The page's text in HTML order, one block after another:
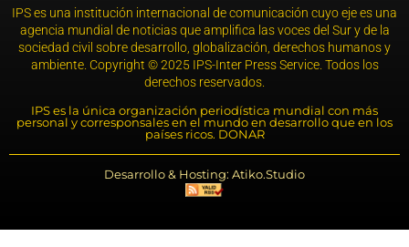
IPS es una institución internacional de comunicación cuyo eje es una
agencia mundial de noticias que amplifica las voces del Sur y de la
sociedad civil sobre desarrollo, globalización, derechos humanos y
ambiente. Copyright © 2025 IPS-Inter Press Service. Todos los
derechos reservados.
IPS es la única organización periodística mundial con más
personal y corresponsales en el mundo en desarrollo que en los
países ricos. DONAR
Desarrollo & Hosting: Atiko.Studio